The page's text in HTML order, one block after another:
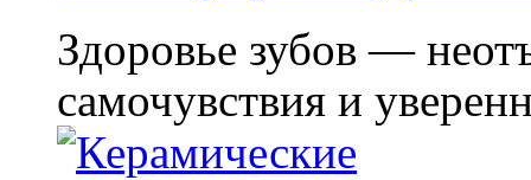
Здоровье зубов —
самочувствия и